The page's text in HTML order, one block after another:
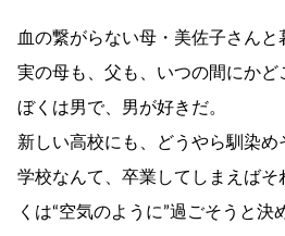
血の繋がらない母・美佐子さんと
実の母も、父も、いつの間にかど
ぼくは男で、男が好きだ。
新しい高校にも、どうやら馴染め
学校なんて、卒業してしまえば
くは“空気のように”過ごそうと決